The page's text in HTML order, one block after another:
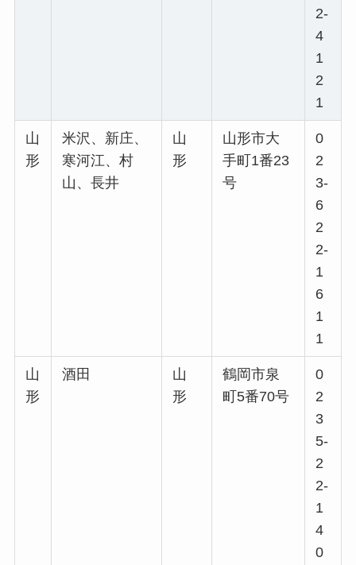
2-
4
1
2
1
山
形
米沢、新庄、
寒河江、村
山、長井
山
形
山形市大
手町1番23
号
0
2
3-
6
2
2-
1
6
1
1
山
形
酒田
山
形
鶴岡市泉
町5番70号
0
2
3
5-
2
2-
1
4
0